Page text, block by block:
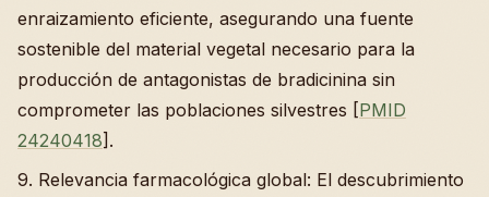
enraizamiento eficiente, asegurando una fuente
sostenible del material vegetal necesario para la
producción de antagonistas de bradicinina sin
comprometer las poblaciones silvestres [PMID
24240418].
9. Relevancia farmacológica global: El descubrimiento